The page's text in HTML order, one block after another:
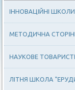
ІННОВАЦІЙНІ
МЕТОДИЧНА
НАУКОВЕ
ЛІТНЯ ШКОЛА